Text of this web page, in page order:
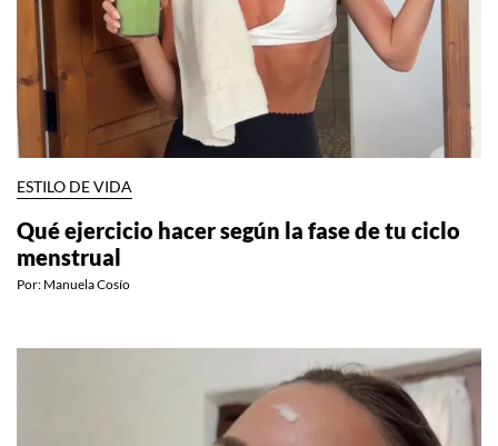
ESTILO DE VIDA
Qué ejercicio hacer según la fase de tu ciclo
menstrual
Por: Manuela Cosío